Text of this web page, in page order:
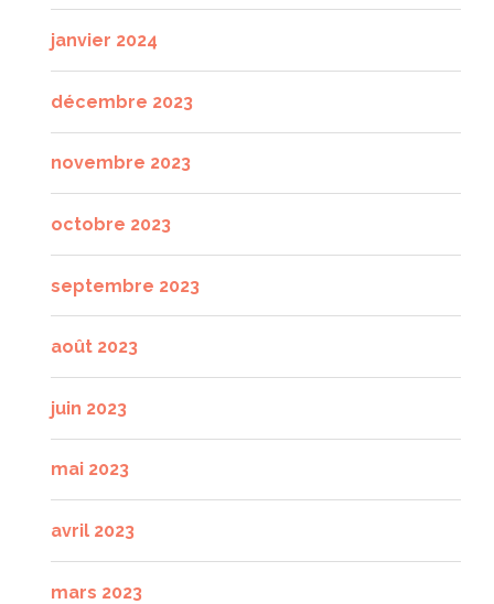
janvier 2024
décembre 2023
novembre 2023
octobre 2023
septembre 2023
août 2023
juin 2023
mai 2023
avril 2023
mars 2023